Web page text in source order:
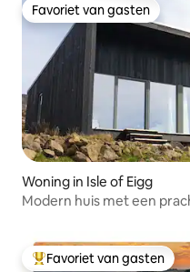
Favoriet van gasten
Favoriet van gasten
Woning in Isle of Eigg
Modern huis met een
Topfavoriet van gasten
Favoriet van gasten